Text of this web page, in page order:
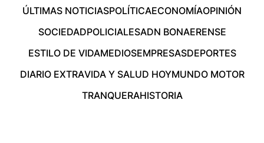
ÚLTIMAS NOTICIASPOLÍTICAECONOMÍAOPINIÓN
SOCIEDADPOLICIALESADN BONAERENSE
ESTILO DE VIDAMEDIOSEMPRESASDEPORTES
DIARIO EXTRAVIDA Y SALUD HOYMUNDO MOTOR
TRANQUERAHISTORIA